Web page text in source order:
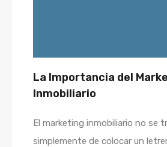
La Importancia del
Inmobiliario
El marketing inmobiliario no se
simplemente de colocar un